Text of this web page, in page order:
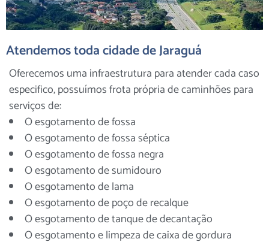
Atendemos toda cidade de Jaraguá
Oferecemos uma infraestrutura para atender cada caso
especifico, possuímos frota própria de caminhões para
serviços de:
O esgotamento de fossa
O esgotamento de fossa séptica
O esgotamento de fossa negra
O esgotamento de sumidouro
O esgotamento de lama
O esgotamento de poço de recalque
O esgotamento de tanque de decantação
O esgotamento e limpeza de caixa de gordura